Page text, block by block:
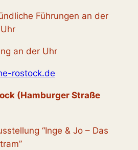
Führungen an der
an der Uhr
rostock.de
(Hamburger Straße
“Inge & Jo – Das